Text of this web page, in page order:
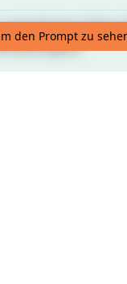
platziere Deine
eingibst
den Prompt zu